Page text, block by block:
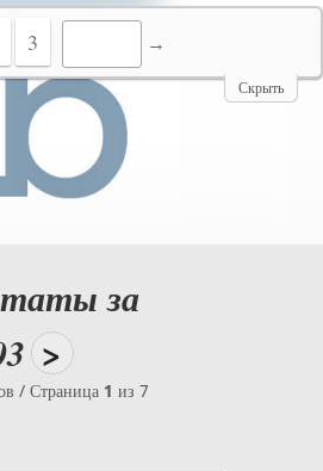
за
>
/ Страница 1 из 7
Скрыть
3